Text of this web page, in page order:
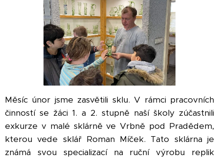
Měsíc únor jsme zasvětili sklu. V rámci pracovních
činností se žáci 1. a 2. stupně naší školy zúčastnili
exkurze v malé sklárně ve Vrbně pod Pradědem,
kterou vede sklář Roman Míček. Tato sklárna je
známá svou specializací na ruční výrobu replik